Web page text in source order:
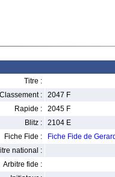
Titre :
Classement :
2047 F
Rapide :
2045 F
Blitz :
2104 E
Fiche Fide :
Fiche Fide de
national :
Arbitre fide :